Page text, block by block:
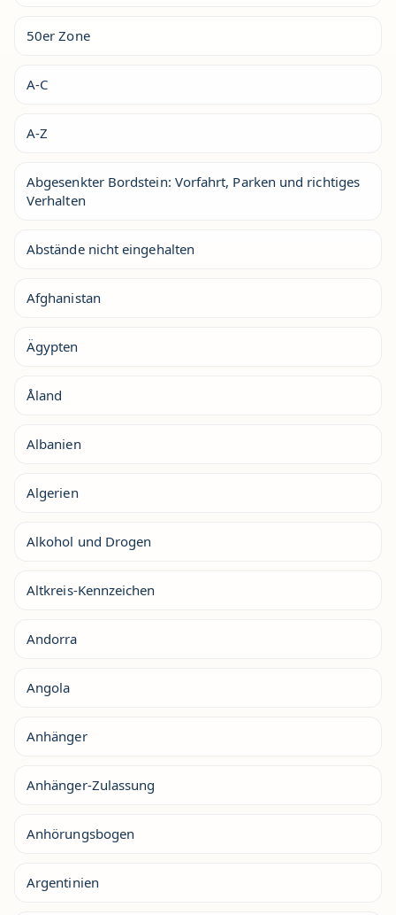
50er Zone
A-C
A-Z
Abgesenkter Bordstein: Vorfahrt, Parken und richtiges
Verhalten
Abstände nicht eingehalten
Afghanistan
Ägypten
Åland
Albanien
Algerien
Alkohol und Drogen
Altkreis-Kennzeichen
Andorra
Angola
Anhänger
Anhänger-Zulassung
Anhörungsbogen
Argentinien